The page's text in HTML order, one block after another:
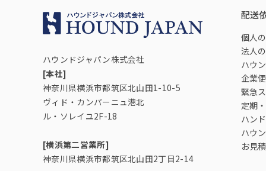
ハウンドジャパン株式会社
[本社]
神奈川県横浜市都筑区北山田1-10-5
ヴィド・カンパーニュ港北
ル・ソレイユ2F-18
[横浜第二営業所]
神奈川県横浜市都筑区北山田2丁目2-14
配送
個人
法人
ハウ
企業便
緊急
定期
ハン
ハウ
お見